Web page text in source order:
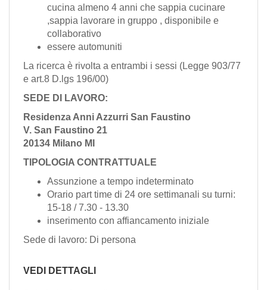
PT
cucina almeno 4 anni che sappia cucinare
,sappia lavorare in gruppo , disponibile e
collaborativo
essere automuniti
La ricerca è rivolta a entrambi i sessi (Legge 903/77
e art.8 D.lgs 196/00)
SEDE DI LAVORO:
Residenza Anni Azzurri San Faustino
V. San Faustino 21
20134 Milano MI
TIPOLOGIA CONTRATTUALE
Assunzione a tempo indeterminato
Orario part time di 24 ore settimanali su turni:
15-18 / 7.30 - 13.30
inserimento con affiancamento iniziale
Sede di lavoro: Di persona
VEDI DETTAGLI